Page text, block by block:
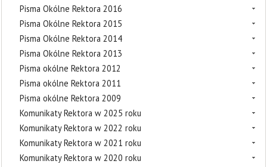
Pisma Okólne Rektora 2016
Pisma Okólne Rektora 2015
Pisma Okólne Rektora 2014
Pisma Okólne Rektora 2013
Pisma okólne Rektora 2012
Pisma okólne Rektora 2011
Pisma okólne Rektora 2009
Komunikaty Rektora w 2025 roku
Komunikaty Rektora w 2022 roku
Komunikaty Rektora w 2021 roku
Komunikaty Rektora w 2020 roku